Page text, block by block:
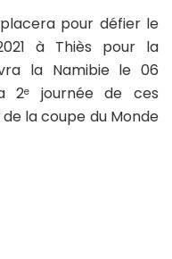
pour défier le
à Thiès pour la
la Namibie le 06
2e
journée de ces
la coupe du Monde